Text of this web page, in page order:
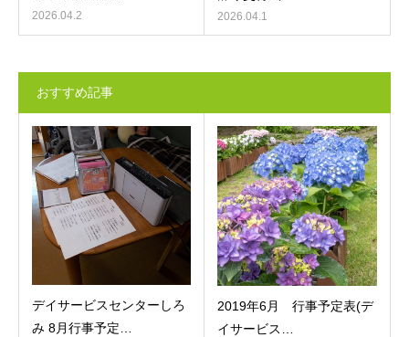
2026.04.2 2026.04.1
おすすめ記事
デイサービスセンターしろ
み 8月行事予定…
2019年6月 行事予定表(デ
イサービス…